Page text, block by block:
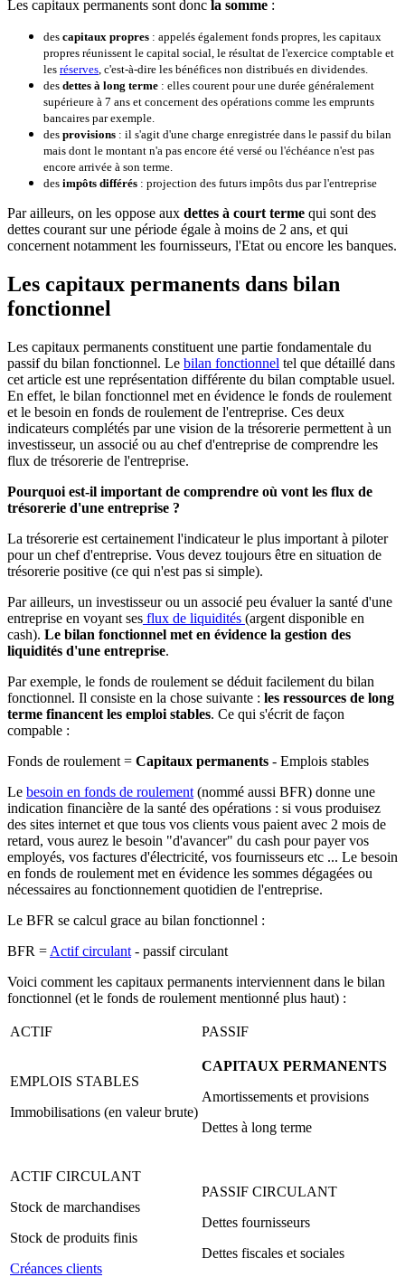
Les capitaux permanents sont donc la somme :
des capitaux propres : appelés également fonds propres, les capitaux
propres réunissent le capital social, le résultat de l'exercice comptable et
les réserves , c'est-à-dire les bénéfices non distribués en dividendes.
des dettes à long terme : elles courent pour une durée généralement
supérieure à 7 ans et concernent des opérations comme les emprunts
bancaires par exemple.
des provisions : il s'agit d'une charge enregistrée dans le passif du bilan
mais dont le montant n'a pas encore été versé ou l'échéance n'est pas
encore arrivée à son terme.
des impôts différés : projection des futurs impôts dus par l'entreprise
Par ailleurs, on les oppose aux dettes à court terme qui sont des
dettes courant sur une période égale à moins de 2 ans, et qui
concernent notamment les fournisseurs, l'Etat ou encore les banques.
Les capitaux permanents dans bilan
fonctionnel
Les capitaux permanents constituent une partie fondamentale du
passif du bilan fonctionnel. Le bilan fonctionnel tel que détaillé dans
cet article est une représentation différente du bilan comptable usuel.
En effet, le bilan fonctionnel met en évidence le fonds de roulement
et le besoin en fonds de roulement de l'entreprise. Ces deux
indicateurs complétés par une vision de la trésorerie permettent à un
investisseur, un associé ou au chef d'entreprise de comprendre les
flux de trésorerie de l'entreprise.
Pourquoi est-il important de comprendre où vont les flux de
trésorerie d'une entreprise ?
La trésorerie est certainement l'indicateur le plus important à piloter
pour un chef d'entreprise. Vous devez toujours être en situation de
trésorerie positive (ce qui n'est pas si simple).
Par ailleurs, un investisseur ou un associé peu évaluer la santé d'une
entreprise en voyant ses flux de liquidités (argent disponible en
cash). Le bilan fonctionnel met en évidence la gestion des
liquidités d'une entreprise.
Par exemple, le fonds de roulement se déduit facilement du bilan
fonctionnel. Il consiste en la chose suivante : les ressources de long
terme financent les emploi stables. Ce qui s'écrit de façon
compable :
Fonds de roulement = Capitaux permanents - Emplois stables
Le besoin en fonds de roulement (nommé aussi BFR) donne une
indication financière de la santé des opérations : si vous produisez
des sites internet et que tous vos clients vous paient avec 2 mois de
retard, vous aurez le besoin "d'avancer" du cash pour payer vos
employés, vos factures d'électricité, vos fournisseurs etc ... Le besoin
en fonds de roulement met en évidence les sommes dégagées ou
nécessaires au fonctionnement quotidien de l'entreprise.
Le BFR se calcul grace au bilan fonctionnel :
BFR = Actif circulant - passif circulant
Voici comment les capitaux permanents interviennent dans le bilan
fonctionnel (et le fonds de roulement mentionné plus haut) :
ACTIF PASSIF
EMPLOIS STABLES
Immobilisations (en valeur brute)
CAPITAUX PERMANENTS
Amortissements et provisions
Dettes à long terme
ACTIF CIRCULANT
Stock de marchandises
Stock de produits finis
Créances clients
PASSIF CIRCULANT
Dettes fournisseurs
Dettes fiscales et sociales